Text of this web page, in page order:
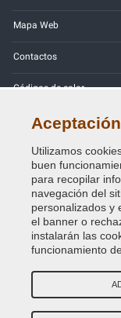
Mapa Web
Contactos
Códigos de color
Política de Privacidad -
Copyright
Utilizamos
buen
para recopilar
navegación del
personalizados y
el banner o
instalarán las
funcionamiento